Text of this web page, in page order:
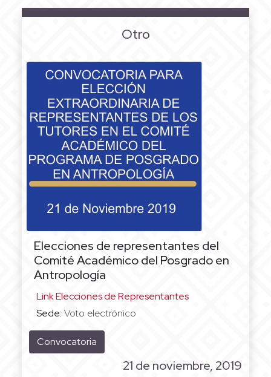
Otro
Elecciones de representantes del
Comité Académico del Posgrado en
Antropología
Link Elecciones de Representantes
Sede: Voto electrónico
Convocatoria
21 de noviembre, 2019